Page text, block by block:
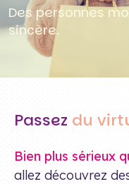
Des personnes
sincère.
Passez du
Bien plus sérieux
allez découvrez